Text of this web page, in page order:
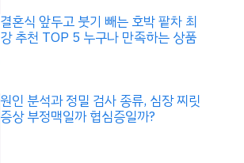
결혼식 앞두고 붓기 빼는 호박 팥차 최
강 추천 TOP 5 누구나 만족하는 상품
원인 분석과 정밀 검사 종류, 심장 찌릿
증상 부정맥일까 협심증일까?